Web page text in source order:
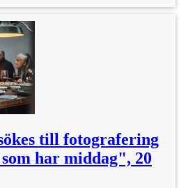
till fotografering
har middag", 20